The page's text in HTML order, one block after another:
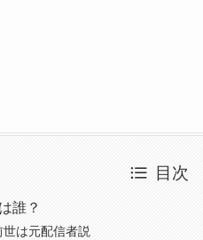
目次
誰？
は元配信者説